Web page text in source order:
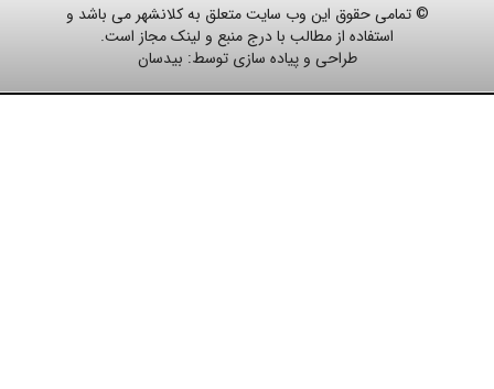
© تمامی حقوق این وب سایت متعلق به کلانشهر می باشد و
استفاده از مطالب با درج منبع و لینک مجاز است.
طراحی و پیاده سازی توسط: بیدسان